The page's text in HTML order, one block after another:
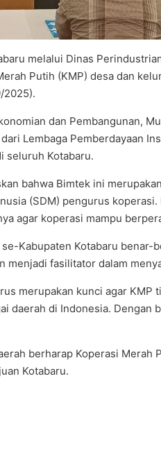
melalui Dinas
Putih (KMP) desa dan
2025).
dan Pembangunan,
Lembaga Pemberdayaan
seluruh Kotabaru.
bahwa Bimtek ini
(SDM) pengurus
agar koperasi mampu
Kabupaten Kotabaru
menjadi fasilitator dalam
merupakan kunci agar
daerah di Indonesia.
berharap Koperasi
Kotabaru.